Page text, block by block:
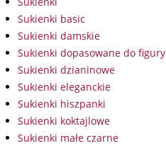
Sukienki basic
Sukienki damskie
Sukienki dopasowane do figury
Sukienki dzianinowe
Sukienki eleganckie
Sukienki hiszpanki
Sukienki koktajlowe
Sukienki małe czarne